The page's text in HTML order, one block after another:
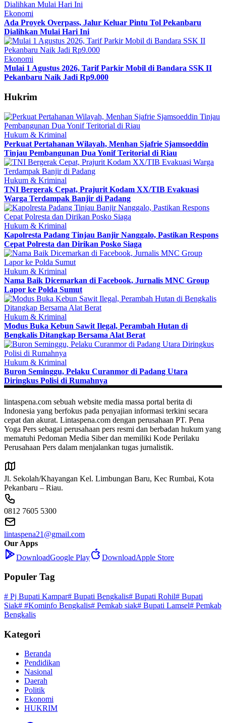
Ekonomi
Ada Proyek Overpass, Jalur Keluar Pintu Tol Pekanbaru
Dialihkan Mulai Hari Ini
Ekonomi
Mulai 1 Agustus 2026, Tarif Parkir Mobil di Bandara SSK II
Pekanbaru Naik Jadi Rp9.000
Hukrim
Hukum & Kriminal
Perkuat Pertahanan Wilayah, Menhan Sjafrie Sjamsoeddin
Tinjau Pembangunan Dua Yonif Teritorial di Riau
Hukum & Kriminal
TNI Bergerak Cepat, Prajurit Kodam XX/TIB Evakuasi
Warga Terdampak Banjir di Padang
Hukum & Kriminal
Kapolresta Padang Tinjau Banjir Nanggalo, Pastikan Respons
Cepat Polresta dan Dirikan Posko Siaga
Hukum & Kriminal
Nama Baik Dicemarkan di Facebook, Jurnalis MNC Group
Lapor ke Polda Sumut
Hukum & Kriminal
Modus Buka Kebun Sawit Ilegal, Perambah Hutan di
Bengkalis Ditangkap Bersama Alat Berat
Hukum & Kriminal
Buron Seminggu, Pelaku Curanmor di Padang Utara
Diringkus Polisi di Rumahnya
lintaspena.com sebuah website media massa portal berita di
Indonesia yang berfokus pada penyajian informasi terkini secara
cepat dan akurat. Lintaspena.com dengan perusahaan PT. Pena
Yoga Pers sebagai perusahaan pers resmi dan berbadan hukum yang
mematuhi Pedoman Media Siber dan memiliki Kode Perilaku
Perusahaan Pers dalam menjalankan tugas jurnalistik.
Jl. Sekolah/Khayangan Kel. Limbungan Baru, Kec Rumbai, Kota
Pekanbaru – Riau.
0812 7605 5300
lintaspena21@gmail.com
Our Apps
DownloadGoogle Play DownloadApple Store
Populer Tag
# Pj Bupati Kampar# Bupati Bengkalis# Bupati Rohil# Bupati
Siak# #Kominfo Bengkalis# Pemkab siak# Bupati Lamsel# Pemkab
Bengkalis
Kategori
Beranda
Pendidikan
Nasional
Daerah
Politik
Ekonomi
HUKRIM